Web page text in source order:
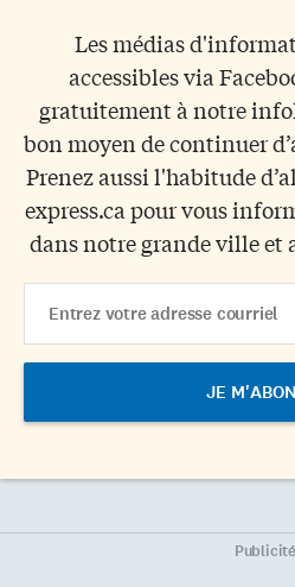
Les médias
accessibles via
gratuitement à notre
bon moyen de continuer
Prenez aussi l'habitude
express.ca pour vous
dans notre grande ville et
Address
Publicité